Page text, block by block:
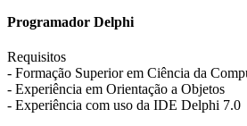
Programador Delphi
Requisitos
- Formação Superior em Ciência da
- Experiência em Orientação a Objetos
- Experiência com uso da IDE Delphi 7.0